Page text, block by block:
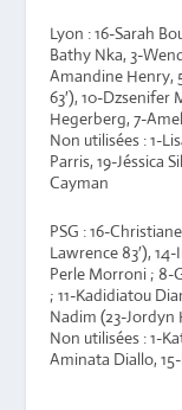
Lyon :16-Sarah
Bathy Nka, 3-
Amandine Henry,
63′), 10-Dzsenifer
Hegerberg, 7-
Non utilisées : 1-
Parris, 19-Jéssica
Cayman
PSG :16-
Lawrence 83′),
Perle Morroni ; 8-
; 11-Kadidiatou
Nadim (23-Jordyn
Non utilisées : 1-
Aminata Diallo,